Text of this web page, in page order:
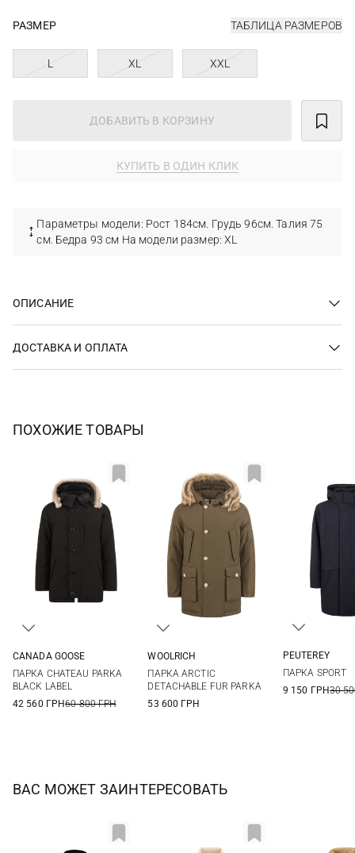
РАЗМЕР ТАБЛИЦА РАЗМЕРОВ
L XL XXL
ДОБАВИТЬ В КОРЗИНУ
КУПИТЬ В ОДИН КЛИК
Параметры модели: Рост 184см. Грудь 96см. Талия 75
см. Бедра 93 см На модели размер: XL
ОПИСАНИЕ
ДОСТАВКА И ОПЛАТА
ПОХОЖИЕ ТОВАРЫ
XXL
CANADA GOOSE
ПАРКА CHATEAU PARKA
BLACK LABEL
42 560 ГРН60 800 ГРН
XXL
WOOLRICH
ПАРКА ARCTIC
DETACHABLE FUR PARKA
53 600 ГРН
PEUTEREY
ПАРКА SPORT
9 150 ГРН30
ВАС МОЖЕТ ЗАИНТЕРЕСОВАТЬ